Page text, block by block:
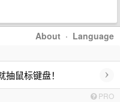
About · Language
鼠标键盘！ ›
PRO